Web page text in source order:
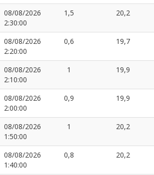
08/08/2026
2:30:00
1,5 20,2
08/08/2026
2:20:00
0,6 19,7
08/08/2026
2:10:00
1 19,9
08/08/2026
2:00:00
0,9 19,9
08/08/2026
1:50:00
1 20,2
08/08/2026
1:40:00
0,8 20,2